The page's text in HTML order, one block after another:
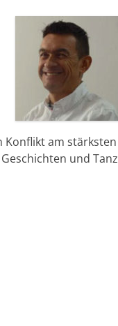
Konflikt am stärksten
und Tanz